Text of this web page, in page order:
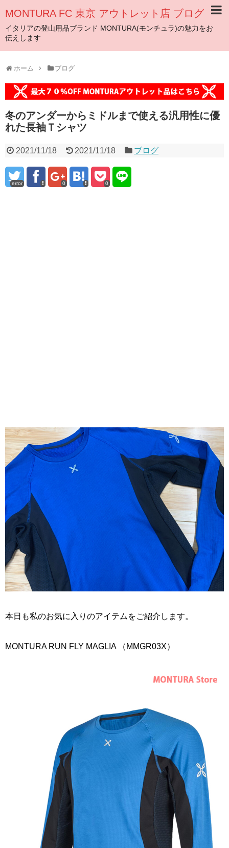
MONTURA FC 東京 アウトレット店 ブログ
イタリアの登山用品ブランド MONTURA(モンチュラ)の魅力をお
伝えします
ホーム ブログ
冬のアンダーからミドルまで使える汎用性に優
れた長袖Ｔシャツ
2021/11/18 2021/11/18 ブログ
error 0 0
本日も私のお気に入りのアイテムをご紹介します。
MONTURA RUN FLY MAGLIA （MMGR03X）